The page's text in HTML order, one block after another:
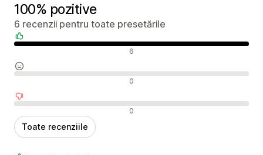
100% pozitive
6 recenzii pentru toate presetările
Recenzii pozitive 6
Recenzii neutre 0
Recenzii negative 0
Toate recenziile